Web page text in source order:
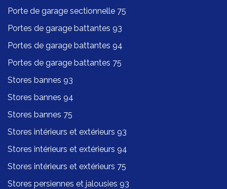
Porte de garage sectionnelle 75
Portes de garage battantes 93
Portes de garage battantes 94
Portes de garage battantes 75
Stores bannes 93
Stores bannes 94
Stores bannes 75
Stores intérieurs et extérieurs 93
Stores intérieurs et extérieurs 94
Stores intérieurs et extérieurs 75
Stores persiennes et jalousies 93